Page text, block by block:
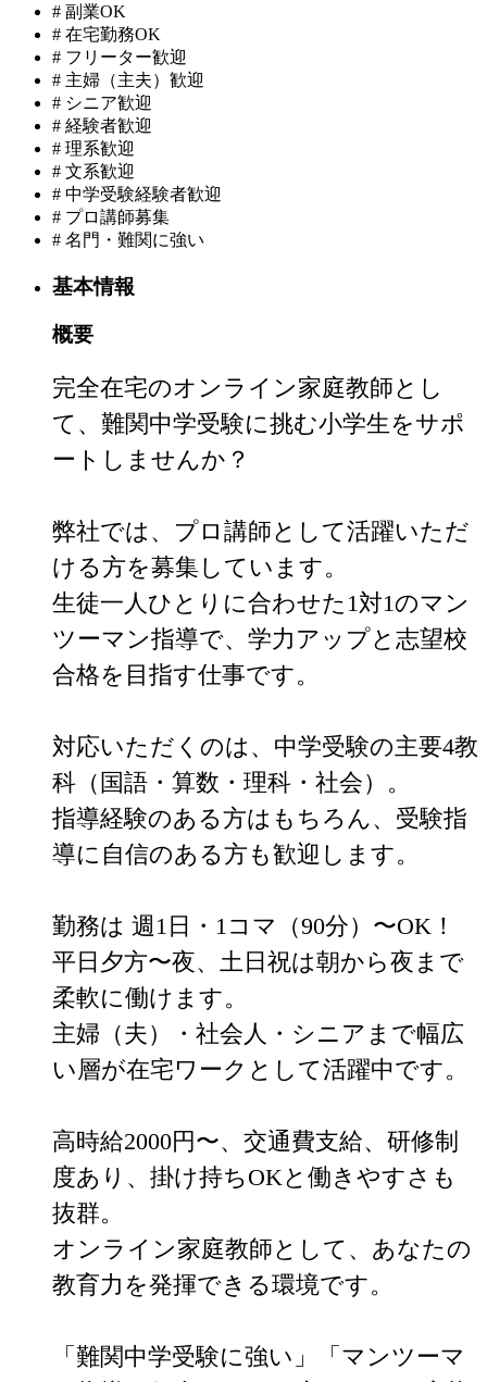
# 副業OK
# 在宅勤務OK
# フリーター歓迎
# 主婦（主夫）歓迎
# シニア歓迎
# 経験者歓迎
# 理系歓迎
# 文系歓迎
# 中学受験経験者歓迎
# プロ講師募集
# 名門・難関に強い
基本情報
概要
完全在宅のオンライン家庭教師とし
て、難関中学受験に挑む小学生をサポ
ートしませんか？
弊社では、プロ講師として活躍いただ
ける方を募集しています。
生徒一人ひとりに合わせた1対1のマン
ツーマン指導で、学力アップと志望校
合格を目指す仕事です。
対応いただくのは、中学受験の主要4教
科（国語・算数・理科・社会）。
指導経験のある方はもちろん、受験指
導に自信のある方も歓迎します。
勤務は 週1日・1コマ（90分）〜OK！
平日夕方〜夜、土日祝は朝から夜まで
柔軟に働けます。
主婦（夫）・社会人・シニアまで幅広
い層が在宅ワークとして活躍中です。
高時給2000円〜、交通費支給、研修制
度あり、掛け持ちOKと働きやすさも
抜群。
オンライン家庭教師として、あなたの
教育力を発揮できる環境です。
「難関中学受験に強い」「マンツーマ